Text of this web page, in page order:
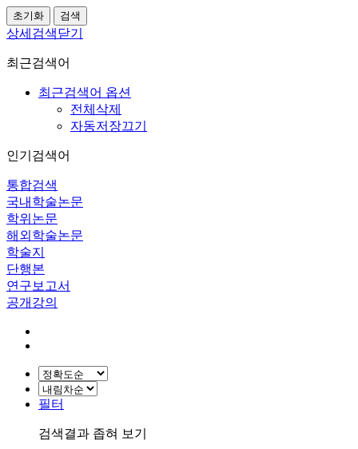
상세검색닫기
최근검색어
최근검색어 옵션
전체삭제
자동저장끄기
인기검색어
통합검색
국내학술논문
학위논문
해외학술논문
학술지
단행본
연구보고서
공개강의
필터
검색결과 좁혀 보기